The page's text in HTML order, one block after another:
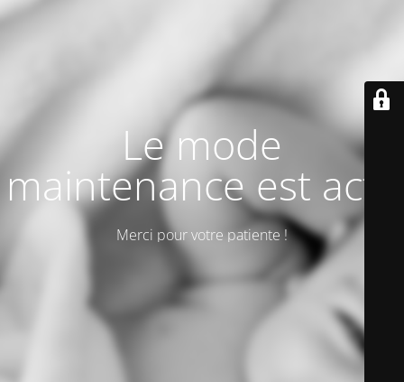
Le mode
maintenance est actif
Merci pour votre patiente !